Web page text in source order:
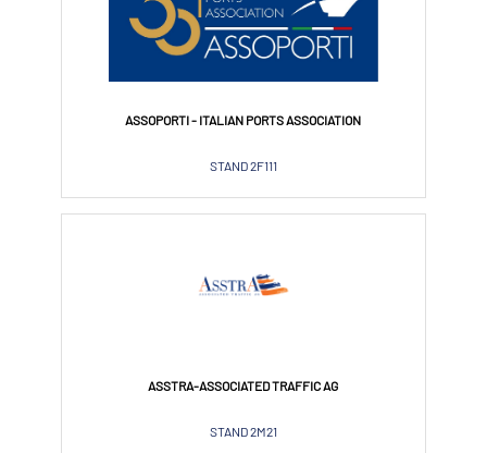
ASSOPORTI - ITALIAN PORTS ASSOCIATION
STAND 2F111
ASSTRA-ASSOCIATED TRAFFIC AG
STAND 2M21